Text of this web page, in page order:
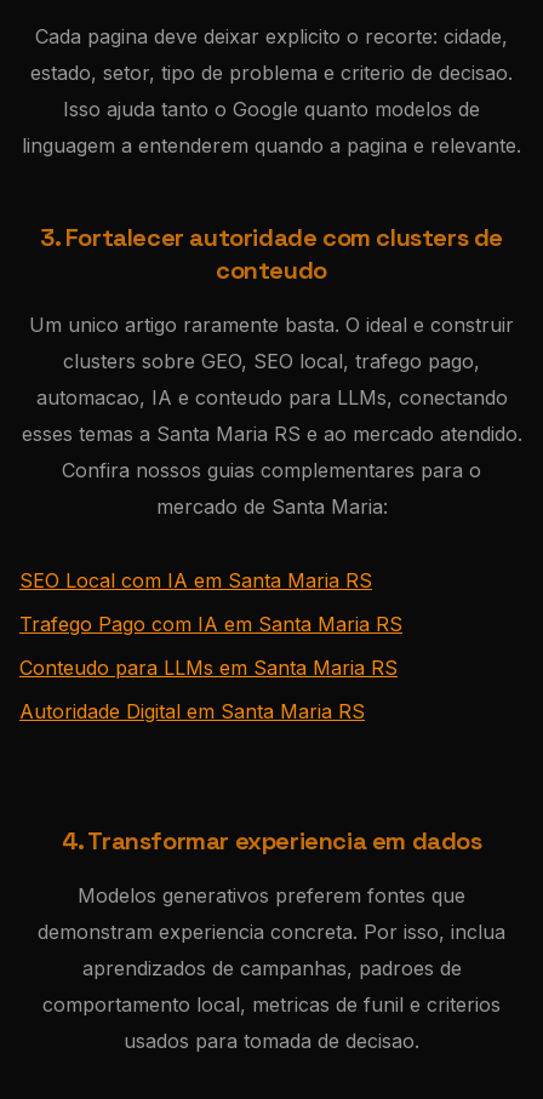
Cada pagina deve deixar explicito o recorte: cidade,
estado, setor, tipo de problema e criterio de decisao.
Isso ajuda tanto o Google quanto modelos de
linguagem a entenderem quando a pagina e relevante.
3. Fortalecer autoridade com clusters de
conteudo
Um unico artigo raramente basta. O ideal e construir
clusters sobre GEO, SEO local, trafego pago,
automacao, IA e conteudo para LLMs, conectando
esses temas a Santa Maria RS e ao mercado atendido.
Confira nossos guias complementares para o
mercado de Santa Maria:
SEO Local com IA em Santa Maria RS
Trafego Pago com IA em Santa Maria RS
Conteudo para LLMs em Santa Maria RS
Autoridade Digital em Santa Maria RS
4. Transformar experiencia em dados
Modelos generativos preferem fontes que
demonstram experiencia concreta. Por isso, inclua
aprendizados de campanhas, padroes de
comportamento local, metricas de funil e criterios
usados para tomada de decisao.